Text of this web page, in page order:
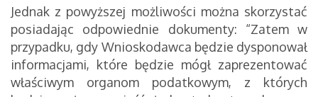
Jednak z powyższej możliwości można skorzystać
posiadając odpowiednie dokumenty: “Zatem w
przypadku, gdy Wnioskodawca będzie dysponował
informacjami, które będzie mógł zaprezentować
właściwym organom podatkowym, z których